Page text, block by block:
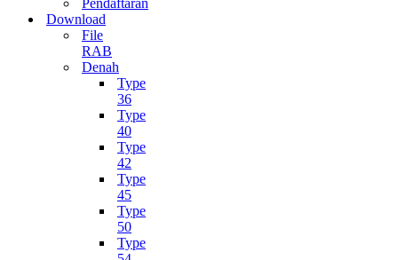
Pendaftaran
Download
File
RAB
Denah
Type
36
Type
40
Type
42
Type
45
Type
50
Type